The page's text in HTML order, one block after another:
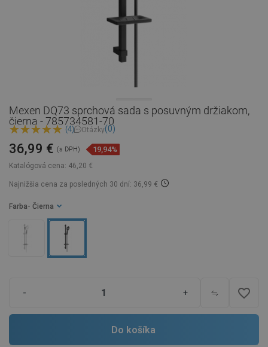
Mexen DQ73 sprchová sada s posuvným držiakom,
čierna - 785734581-70
(4) Otázky(0)
Katalógová cena: 46,20 €
36,99 € (s DPH) 19,94%
Najnižšia cena za posledných 30 dní: 36,99 €
Farba - Čierna
- + favorite_border
Do košíka